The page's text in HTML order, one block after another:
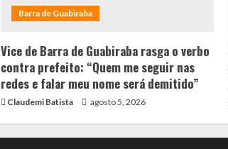
Barra de Guabiraba
Vice de Barra de Guabiraba rasga o verbo
contra prefeito: “Quem me seguir nas
redes e falar meu nome será demitido”
Claudemi Batista agosto 5, 2026